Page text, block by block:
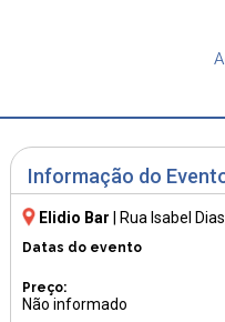
Informação do
Elidio Bar Rua Isabel
Datas do evento
Preço:
Não informado